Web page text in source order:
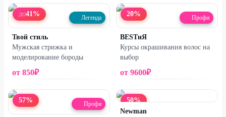
ДО41% Легенда
Твой стиль
Мужская стрижка и
моделирование бороды
от 850₽
20% Профи
BESTиЯ
Курсы окрашивания волос на
выбор
от 9600₽
57% Профи 50%
Newman